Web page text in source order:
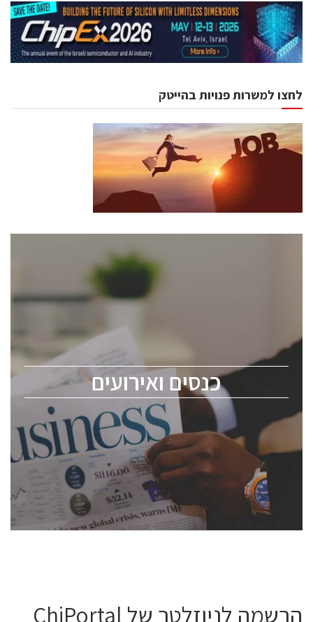
לחצו למשרות פנויות בהייטק
כנסים ואירועים
כנסים ואירועים
לכל העוסקים בתעשיית הסמיקונדקטור כולל מהנדסים,
ChipEx2026 will be held on May 12-13, 2026. The
conference is intended for everyone involved in the
semiconductor industry, including engineers,
professional experts, and senior executives.
לחץ לפרטים
הרשמה לניוזלטר של ChiPortal